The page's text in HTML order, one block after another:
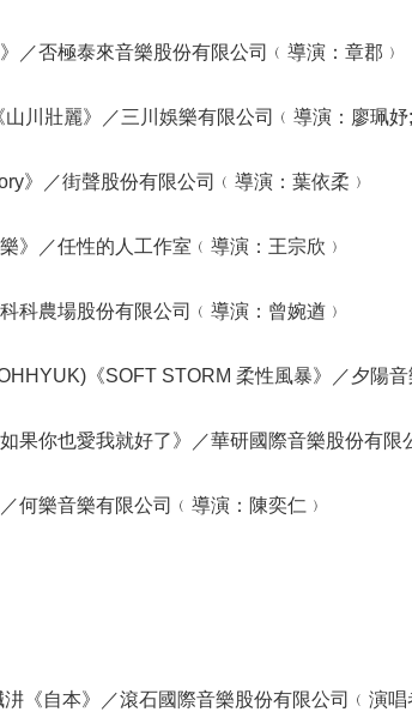
／否極泰來音樂股份有限公司﹙導演：章郡﹚
川壯麗》／三川娛樂有限公司﹙導演：廖珮妤;
》／街聲股份有限公司﹙導演：葉依柔﹚
》／任性的人工作室﹙導演：王宗欣﹚
科農場股份有限公司﹙導演：曾婉遒﹚
《SOFT STORM 柔性風暴》／夕陽音
果你也愛我就好了》／華研國際音樂股份有限
何樂音樂有限公司﹙導演：陳奕仁﹚
《自本》／滾石國際音樂股份有限公司﹙演唱